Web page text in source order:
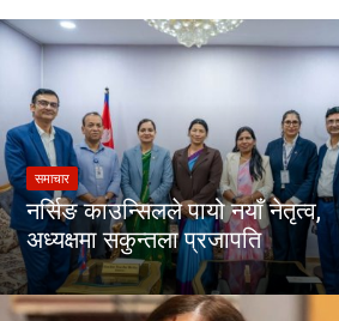
समाचार
नर्सिङ काउन्सिलले पायो नयाँ नेतृत्व,
अध्यक्षमा सकुन्तला प्रजापति